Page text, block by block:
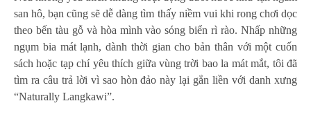
san hô, bạn cũng sẽ dễ dàng tìm thấy niềm vui khi rong chơi dọc
theo bến tàu gỗ và hòa mình vào sóng biển rì rào. Nhấp những
ngụm bia mát lạnh, dành thời gian cho bản thân với một cuốn
sách hoặc tạp chí yêu thích giữa vùng trời bao la mát mắt, tôi đã
tìm ra câu trả lời vì sao hòn đảo này lại gắn liền với danh xưng
“Naturally Langkawi”.